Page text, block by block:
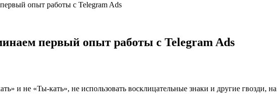
опыт работы с Telegram Ads
первый опыт работы с Telegram Ads
и не «Ты-кать», не использовать восклицательные знаки и другие гвозди,